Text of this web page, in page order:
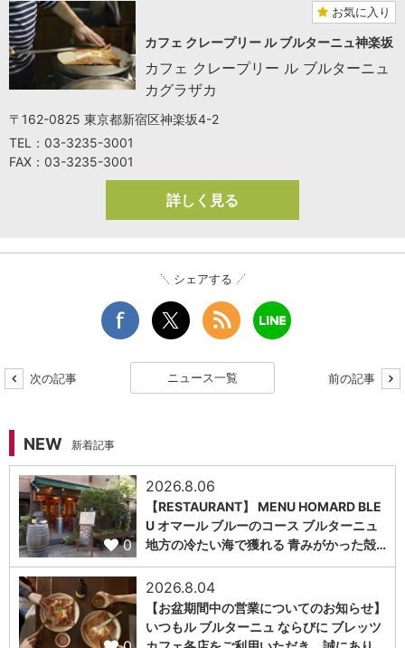
お気に入り
カフェ クレープリー ル ブルターニュ神楽坂
カフェ クレープリー ル ブルターニュ
カグラザカ
〒162-0825 東京都新宿区神楽坂4-2
TEL：03-3235-3001
FAX：03-3235-3001
詳しく見る
シェアする
次の記事 ニュース一覧 前の記事
NEW 新着記事
0
2026.8.06
【RESTAURANT】 MENU HOMARD BLE
U オマール ブルーのコース ブルターニュ
地方の冷たい海で獲れる 青みがかった殻…
2026.8.04
【お盆期間中の営業についてのお知らせ】
いつもル ブルターニュ ならびに ブレッツ